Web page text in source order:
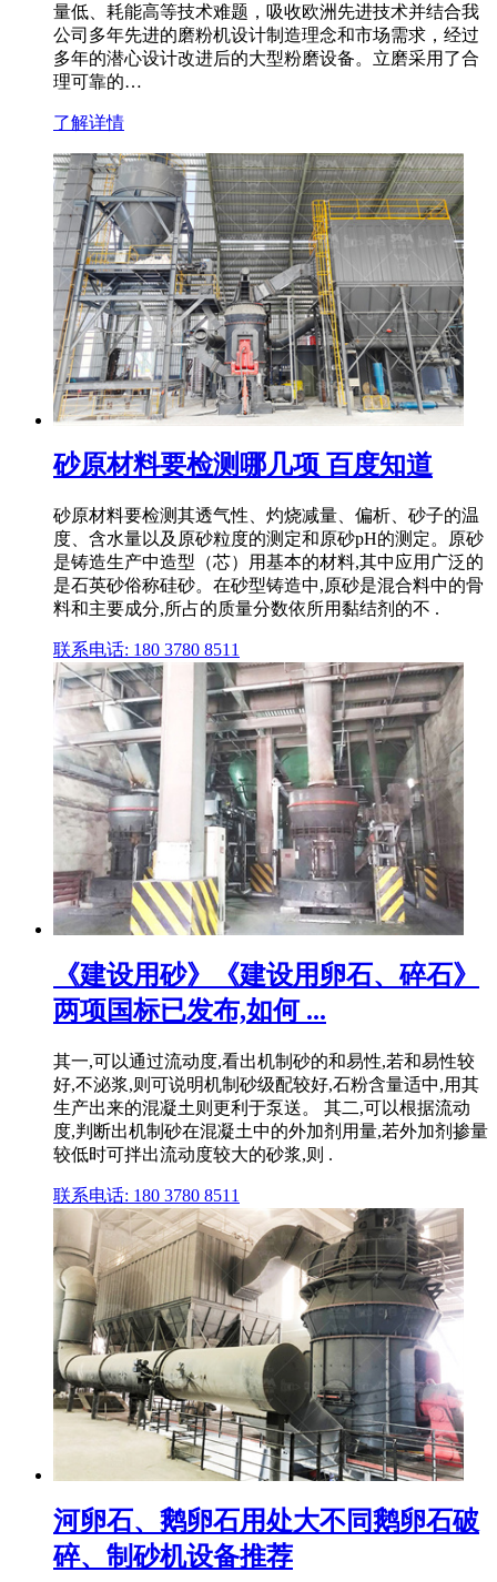
量低、耗能高等技术难题，吸收欧洲先进技术并结合我
公司多年先进的磨粉机设计制造理念和市场需求，经过
多年的潜心设计改进后的大型粉磨设备。立磨采用了合
理可靠的…
了解详情
砂原材料要检测哪几项 百度知道
砂原材料要检测其透气性、灼烧减量、偏析、砂子的温
度、含水量以及原砂粒度的测定和原砂pH的测定。原砂
是铸造生产中造型（芯）用基本的材料,其中应用广泛的
是石英砂俗称硅砂。在砂型铸造中,原砂是混合料中的骨
料和主要成分,所占的质量分数依所用黏结剂的不 .
联系电话: 180 3780 8511
《建设用砂》《建设用卵石、碎石》
两项国标已发布,如何 ...
其一,可以通过流动度,看出机制砂的和易性,若和易性较
好,不泌浆,则可说明机制砂级配较好,石粉含量适中,用其
生产出来的混凝土则更利于泵送。 其二,可以根据流动
度,判断出机制砂在混凝土中的外加剂用量,若外加剂掺量
较低时可拌出流动度较大的砂浆,则 .
联系电话: 180 3780 8511
河卵石、鹅卵石用处大不同鹅卵石破
碎、制砂机设备推荐